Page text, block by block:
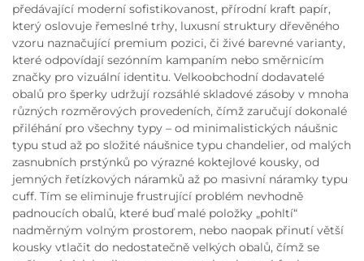
předávající moderní sofistikovanost, přírodní kraft papír,
který oslovuje řemeslné trhy, luxusní struktury dřevěného
vzoru naznačující premium pozici, či živé barevné varianty,
které odpovídají sezónním kampaním nebo směrnicím
značky pro vizuální identitu. Velkoobchodní dodavatelé
obalů pro šperky udržují rozsáhlé skladové zásoby v mnoha
různých rozměrových provedeních, čímž zaručují dokonalé
přiléhání pro všechny typy – od minimalistických náušnic
typu stud až po složité náušnice typu chandelier, od malých
zasnubních prstýnků po výrazné koktejlové kousky, od
jemných řetízkových náramků až po masivní náramky typu
cuff. Tím se eliminuje frustrující problém nevhodně
padnoucích obalů, které buď malé položky „pohltí“
nadměrným volným prostorem, nebo naopak přinutí větší
kousky vtlačit do nedostatečně velkých obalů, čímž se